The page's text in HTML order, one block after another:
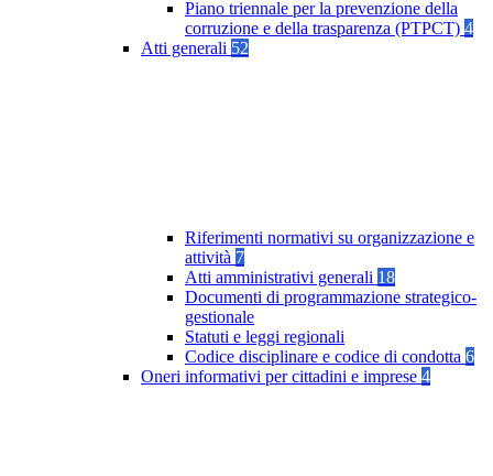
Piano triennale per la prevenzione della
corruzione e della trasparenza (PTPCT) 4
Atti generali 52
Riferimenti normativi su organizzazione e
attività 7
Atti amministrativi generali 18
Documenti di programmazione strategico-
gestionale
Statuti e leggi regionali
Codice disciplinare e codice di condotta 6
Oneri informativi per cittadini e imprese 4